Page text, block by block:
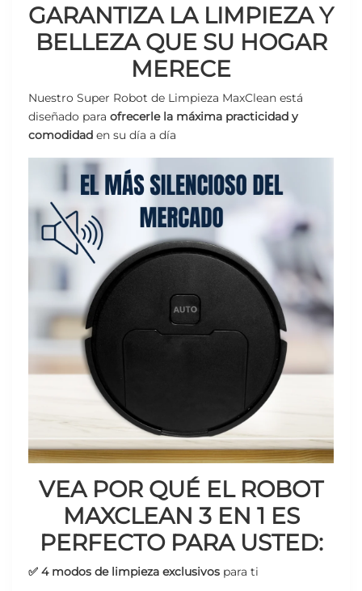
GARANTIZA LA LIMPIEZA Y
BELLEZA QUE SU HOGAR
MERECE
Nuestro Super Robot de Limpieza MaxClean está
diseñado para ofrecerle la máxima practicidad y
comodidad en su día a día
VEA POR QUÉ EL ROBOT
MAXCLEAN 3 EN 1 ES
PERFECTO PARA USTED:
✅ 4 modos de limpieza exclusivos para ti